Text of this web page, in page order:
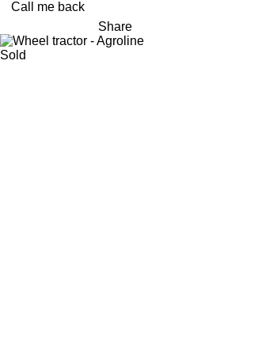
Call me back
Share
Sold